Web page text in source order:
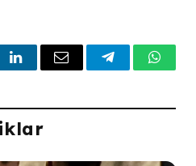
LinkedInEmail Telegram